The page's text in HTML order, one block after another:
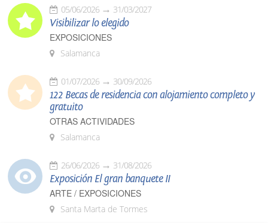
05/06/2026 31/03/2027
Visibilizar lo elegido
EXPOSICIONES
Salamanca
01/07/2026 30/09/2026
122 Becas de residencia con alojamiento completo y
gratuito
OTRAS ACTIVIDADES
Salamanca
26/06/2026 31/08/2026
Exposición El gran banquete II
ARTE / EXPOSICIONES
Santa Marta de Tormes